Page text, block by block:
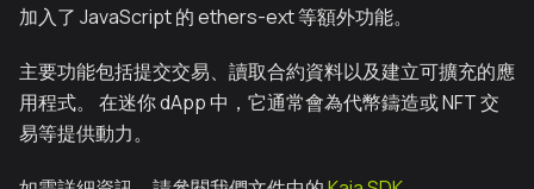
加入了 JavaScript 的 ethers-ext 等額外功能。
主要功能包括提交交易、讀取合約資料以及建立可擴充的應
用程式。 在迷你 dApp 中，它通常會為代幣鑄造或 NFT 交
易等提供動力。